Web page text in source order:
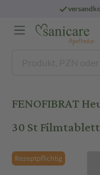
FENOFIBRAT
30 St
Rezeptpflichtig